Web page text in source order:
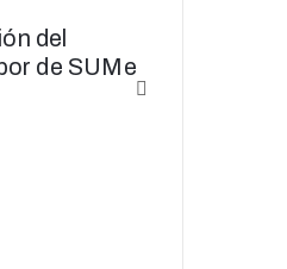
del
de SUMe